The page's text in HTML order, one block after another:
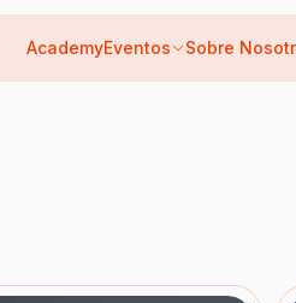
AcademyEventos Sobre